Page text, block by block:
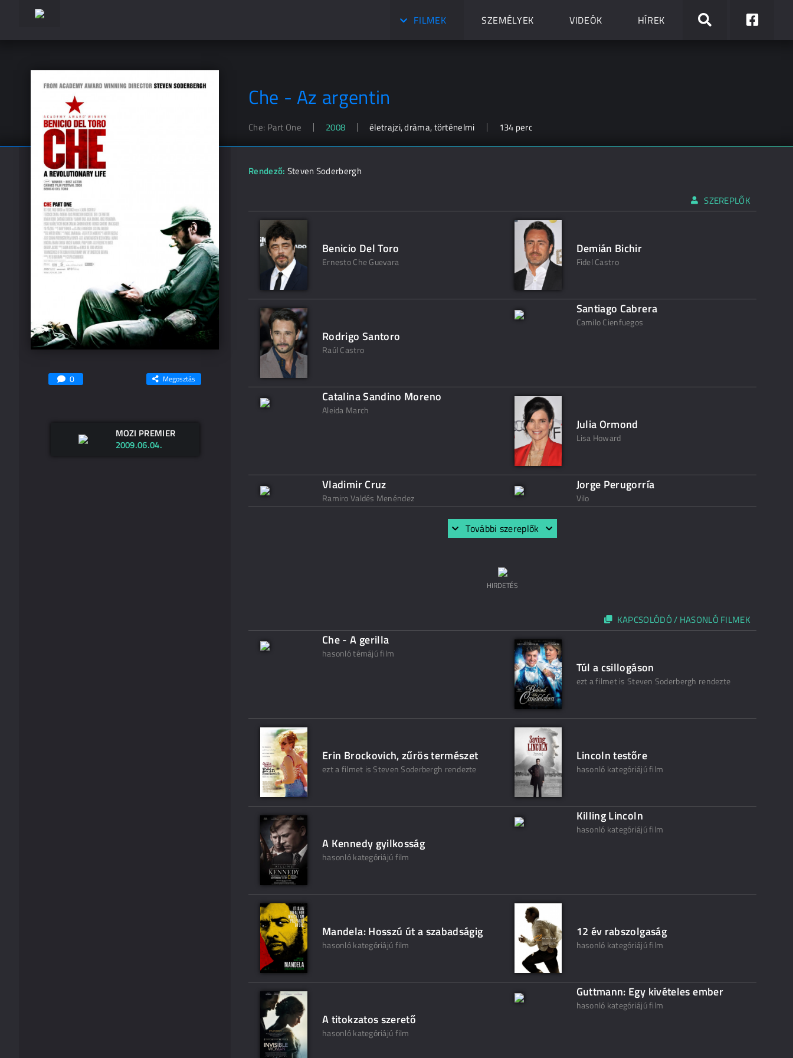
FILMEK SZEMÉLYEK VIDEÓK HÍREK
Che - Az argentin
Che: Part One 2008 életrajzi, dráma, történelmi 134 perc
0 Megosztás
MOZI PREMIER
2009.06.04.
Rendező: Steven Soderbergh
SZEREPLŐK
Benicio Del Toro
Ernesto Che Guevara
Demián Bichir
Fidel Castro
Rodrigo Santoro
Raúl Castro
Santiago Cabrera
Camilo Cienfuegos
Catalina Sandino Moreno
Aleida March
Julia Ormond
Lisa Howard
Vladimir Cruz
Ramiro Valdés Menéndez
Jorge Perugorría
Vilo
További szereplők
HIRDETÉS
KAPCSOLÓDÓ / HASONLÓ FILMEK
Che - A gerilla
hasonló témájú film
Túl a csillogáson
ezt a filmet is Steven Soderbergh rendezte
Erin Brockovich, zűrös természet
ezt a filmet is Steven Soderbergh rendezte
Lincoln testőre
hasonló kategóriájú film
A Kennedy gyilkosság
hasonló kategóriájú film
Killing Lincoln
hasonló kategóriájú film
Mandela: Hosszú út a szabadságig
hasonló kategóriájú film
12 év rabszolgaság
hasonló kategóriájú film
A titokzatos szerető
hasonló kategóriájú film
Guttmann: Egy kivételes ember
hasonló kategóriájú film